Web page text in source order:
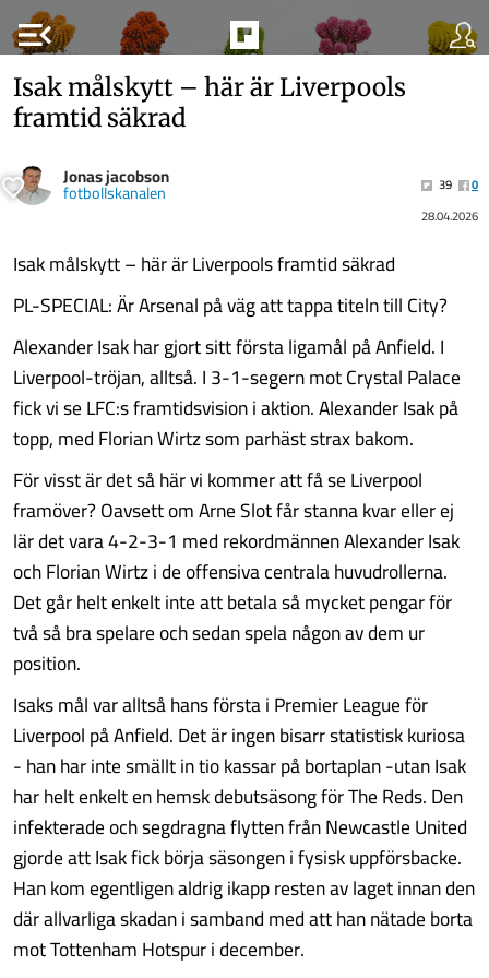
menu_open
Isak målskytt – här är Liverpools
framtid säkrad
Jonas jacobson
fotbollskanalen 39
0
28.04.2026
Isak målskytt – här är Liverpools framtid säkrad
PL-SPECIAL: Är Arsenal på väg att tappa titeln till City?
Alexander Isak har gjort sitt första ligamål på Anfield. I
Liverpool-tröjan, alltså. I 3-1-segern mot Crystal Palace
fick vi se LFC:s framtidsvision i aktion. Alexander Isak på
topp, med Florian Wirtz som parhäst strax bakom.
För visst är det så här vi kommer att få se Liverpool
framöver? Oavsett om Arne Slot får stanna kvar eller ej
lär det vara 4-2-3-1 med rekordmännen Alexander Isak
och Florian Wirtz i de offensiva centrala huvudrollerna.
Det går helt enkelt inte att betala så mycket pengar för
två så bra spelare och sedan spela någon av dem ur
position.
Isaks mål var alltså hans första i Premier League för
Liverpool på Anfield. Det är ingen bisarr statistisk kuriosa
- han har inte smällt in tio kassar på bortaplan -utan Isak
har helt enkelt en hemsk debutsäsong för The Reds. Den
infekterade och segdragna flytten från Newcastle United
gjorde att Isak fick börja säsongen i fysisk uppförsbacke.
Han kom egentligen aldrig ikapp resten av laget innan den
där allvarliga skadan i samband med att han nätade borta
mot Tottenham Hotspur i december.